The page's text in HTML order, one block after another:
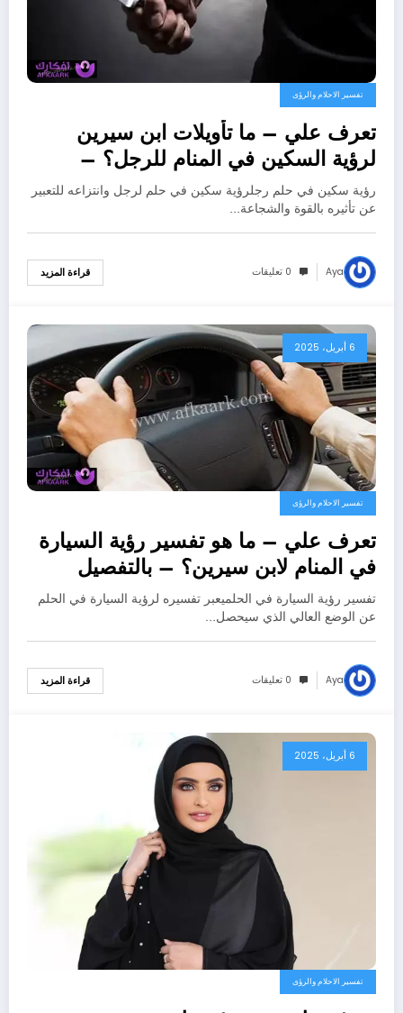
تفسير الاحلام والرؤى
تعرف علي – ما تأويلات ابن سيرين
لرؤية السكين في المنام للرجل؟ –
بالتفصيل
رؤية سكين في حلم رجلرؤية سكين في حلم لرجل وانتزاعه للتعبير
عن تأثيره بالقوة والشجاعة…
Aya 0 تعليقات قراءة المزيد
6 أبريل، 2025
تفسير الاحلام والرؤى
تعرف علي – ما هو تفسير رؤية السيارة
في المنام لابن سيرين؟ – بالتفصيل
تفسير رؤية السيارة في الحلميعبر تفسيره لرؤية السيارة في الحلم
عن الوضع العالي الذي سيحصل…
Aya 0 تعليقات قراءة المزيد
6 أبريل، 2025
تفسير الاحلام والرؤى